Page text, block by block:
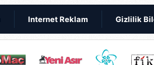
Internet Reklam Gizlilik